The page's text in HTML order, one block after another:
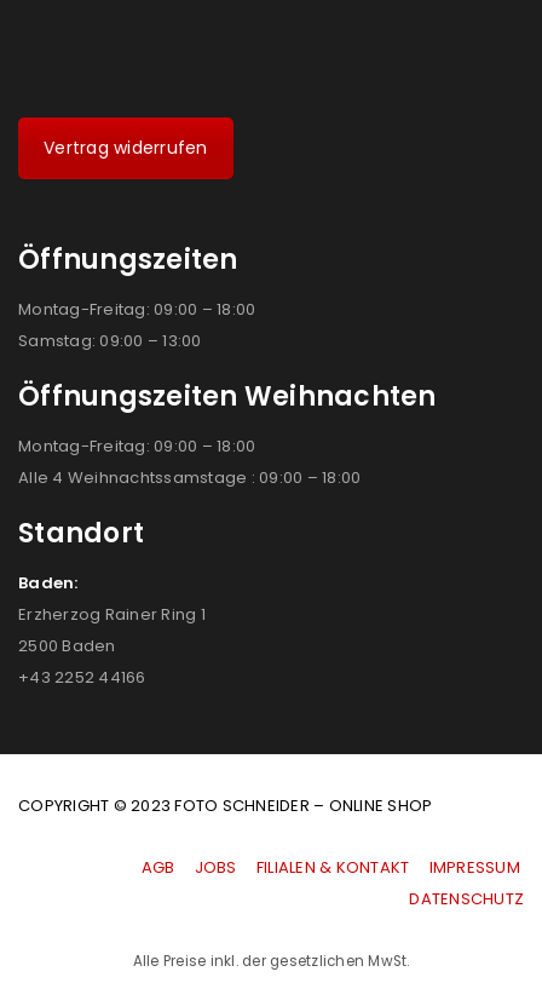
Vertrag widerrufen
Öffnungszeiten
Montag-Freitag: 09:00 – 18:00
Samstag: 09:00 – 13:00
Öffnungszeiten Weihnachten
Montag-Freitag: 09:00 – 18:00
Alle 4 Weihnachtssamstage : 09:00 – 18:00
Standort
Baden:
Erzherzog Rainer Ring 1
2500 Baden
+43 2252 44166
COPYRIGHT © 2023 FOTO SCHNEIDER – ONLINE SHOP
AGB JOBS FILIALEN & KONTAKT
IMPRESSUM
|DATENSCHUTZ
Alle Preise inkl. der gesetzlichen MwSt.